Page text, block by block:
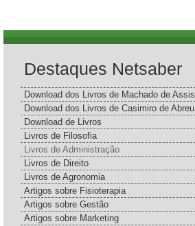
Destaques Netsaber
Download dos Livros de Machado de Assis
Download dos Livros de Casimiro de Abreu
Download de Livros
Livros de Filosofia
Livros de Administração
Livros de Direito
Livros de Agronomia
Artigos sobre Fisioterapia
Artigos sobre Gestão
Artigos sobre Marketing